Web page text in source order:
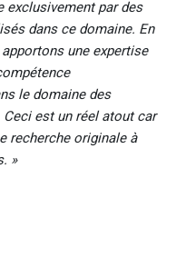
exclusivement par des
dans ce domaine. En
une expertise
le domaine des
est un réel atout car
recherche originale à
»